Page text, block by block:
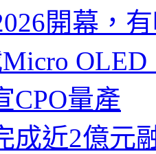
開幕，
CPO量產
成近2億元